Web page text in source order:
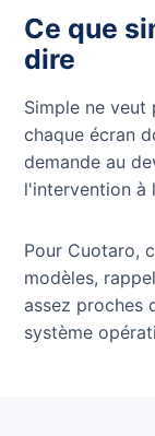
Ce que
dire
Simple ne veut
chaque écran
demande au
l'intervention à
Pour Cuotaro,
modèles,
assez proches
système